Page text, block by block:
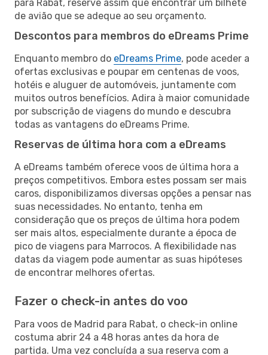
para Rabat, reserve assim que encontrar um bilhete
de avião que se adeque ao seu orçamento.
Descontos para membros do eDreams Prime
Enquanto membro do eDreams Prime, pode aceder a
ofertas exclusivas e poupar em centenas de voos,
hotéis e aluguer de automóveis, juntamente com
muitos outros benefícios. Adira à maior comunidade
por subscrição de viagens do mundo e descubra
todas as vantagens do eDreams Prime.
Reservas de última hora com a eDreams
A eDreams também oferece voos de última hora a
preços competitivos. Embora estes possam ser mais
caros, disponibilizamos diversas opções a pensar nas
suas necessidades. No entanto, tenha em
consideração que os preços de última hora podem
ser mais altos, especialmente durante a época de
pico de viagens para Marrocos. A flexibilidade nas
datas da viagem pode aumentar as suas hipóteses
de encontrar melhores ofertas.
Fazer o check-in antes do voo
Para voos de Madrid para Rabat, o check-in online
costuma abrir 24 a 48 horas antes da hora de
partida. Uma vez concluída a sua reserva com a